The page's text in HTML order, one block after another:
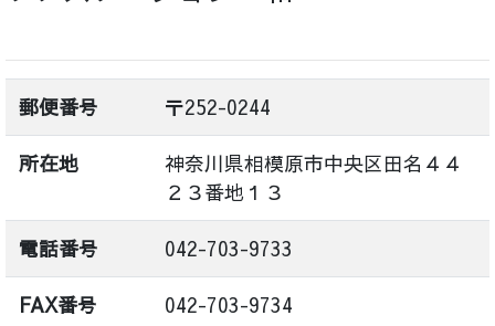
郵便番号 〒252-0244
所在地
神奈川県相模原市中央区田名４４
２３番地１３
電話番号 042-703-9733
FAX番号 042-703-9734